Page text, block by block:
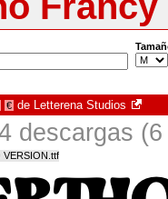
€ de Letterena Studios
descargas
VERSION.ttf